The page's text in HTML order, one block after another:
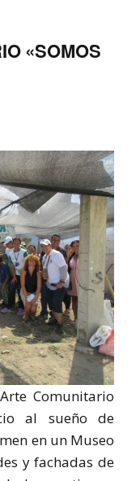
«SOMOS
Comunitario
al sueño de
en un Museo
y fachadas de